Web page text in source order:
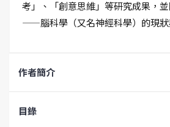
考」、「創意思維」等研究成果，
——腦科學（又名神經科學）的現狀
作者簡介
目錄